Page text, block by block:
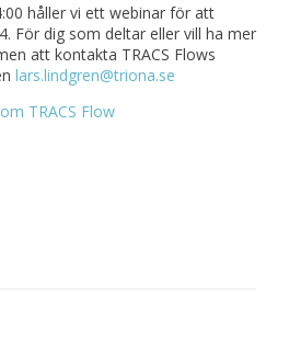
håller vi ett webinar för att
För dig som deltar eller vill ha mer
att kontakta TRACS Flows
lars.lindgren@triona.se
TRACS Flow